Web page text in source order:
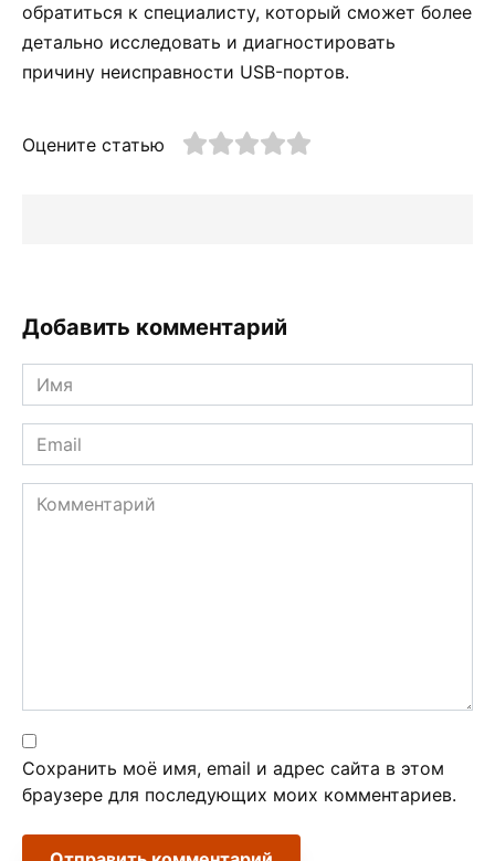
обратиться к специалисту, который сможет более
детально исследовать и диагностировать
причину неисправности USB-портов.
Оцените статью
Добавить комментарий
Имя
*
Email
*
Комментарий
Сохранить моё имя, email и адрес сайта в этом
браузере для последующих моих комментариев.